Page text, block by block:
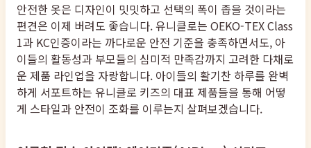
안전한 옷은 디자인이 밋밋하고 선택의 폭이 좁을 것이라는
편견은 이제 버려도 좋습니다. 유니클로는 OEKO-TEX Class
1과 KC인증이라는 까다로운 안전 기준을 충족하면서도, 아
이들의 활동성과 부모들의 심미적 만족감까지 고려한 다채로
운 제품 라인업을 자랑합니다. 아이들의 활기찬 하루를 완벽
하게 서포트하는 유니클로 키즈의 대표 제품들을 통해 어떻
게 스타일과 안전이 조화를 이루는지 살펴보겠습니다.